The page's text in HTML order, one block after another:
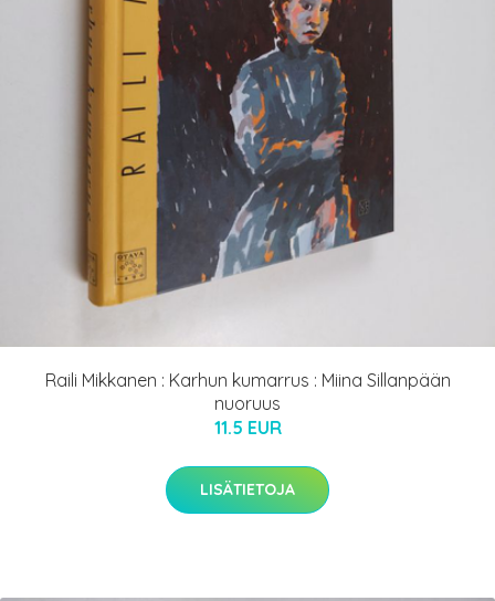
Raili Mikkanen : Karhun kumarrus : Miina Sillanpään
nuoruus
11.5 EUR
LISÄTIETOJA